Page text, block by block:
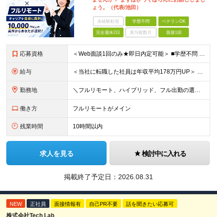
ょう。（代表/池田）
未経験歓迎 学歴不問 ベテランOK
完全週休2日 賞与複数月 面接1回
応募資格 ＜Web面談1回のみ★即日内定可能＞ ■学歴不問 ■エンジニアとしての実務経験1年以上 （開発・インフラ・技術・工程など不問）
給与 ＜当社に転職した社員は年収平均178万円UP＞ 月給45万円～120万円＋賞与＋各手当 ※経験・能力などを考慮の上、決定します ※案件の契約内容（月単金など）や昇給、賞与額はすべてシステム上で開示し
勤務地 ＼フルリモート、ハイブリッド、フル出勤の選択可＆帰社日なし／ 【下記エリアを中心とするクライアント先または自宅にて勤務】 ■首都圏：東京・埼玉・千葉・神奈川 ■関西：大阪・兵庫・京都・滋賀・奈良・和
働き方 フルリモートがメイン
残業時間 10時間以内
求人を見る 検討中に入れる
掲載終了予定日： 2026.08.31
NEW 正社員 面接情報有 自己PR不要 話を聞きたい応募可
株式会社Tech Lab